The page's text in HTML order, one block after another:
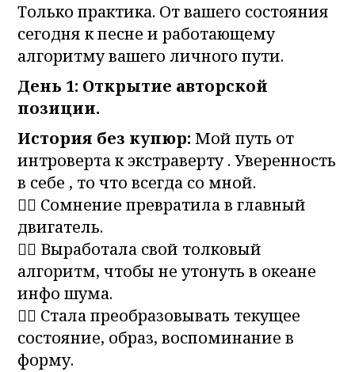
Только практика. От вашего состояния
сегодня к песне и работающему
алгоритму вашего личного пути.
День 1: Открытие авторской
позиции.
История без купюр: Мой путь от
интроверта к экстраверту . Уверенность
в себе , то что всегда со мной.
👍🏻 Сомнение превратила в главный
двигатель.
👍🏻 Выработала свой толковый
алгоритм, чтобы не утонуть в океане
инфо шума.
👍🏻 Стала преобразовывать текущее
состояние, образ, воспоминание в
форму.